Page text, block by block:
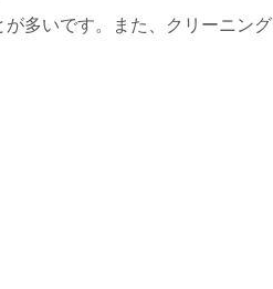
多いです。また、クリーニング